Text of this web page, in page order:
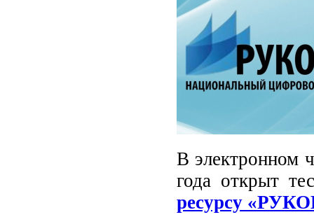
В электронном
года открыт
ресурсу